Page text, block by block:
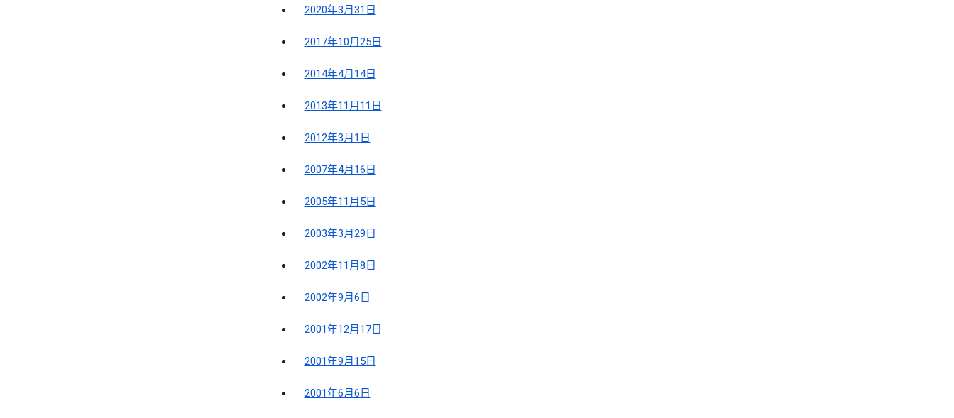
2020年3月31日
2017年10月25日
2014年4月14日
2013年11月11日
2012年3月1日
2007年4月16日
2005年11月5日
2003年3月29日
2002年11月8日
2002年9月6日
2001年12月17日
2001年9月15日
2001年6月6日